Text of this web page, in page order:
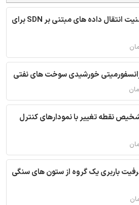
ترجمه مقاله امنیت انتقال داده های مبتنی بر SDN برای
خورشیدی سوخت های نفتی
نقطه تغییر با نمودارهای کنترل
باربری یک گروه از ستون های سنگی